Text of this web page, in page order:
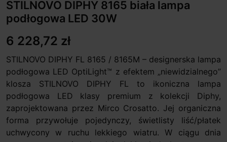
STILNOVO DIPHY 8165 biała lampa
podłogowa LED 30W
6 228,72 zł
STILNOVO DIPHY FL 8165 / 8165M – designerska lampa
podłogowa LED OptiLight™ z efektem „niewidzialnego”
klosza STILNOVO DIPHY FL to ikoniczna lampa
podłogowa LED klasy premium z kolekcji Diphy,
zaprojektowana przez Mirco Crosatto. Jej organiczna
forma przywołuje pojedynczy, świetlisty liść/płatek
uchwycony w ruchu lekkiego wiatru. W ciągu dnia